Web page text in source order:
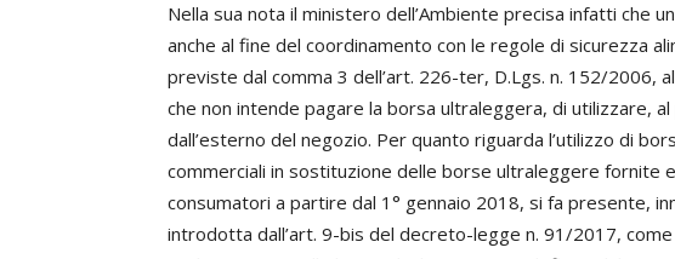
Nella sua nota il ministero dell’Ambiente precisa infatti che
anche al fine del coordinamento con le regole di sicurezza
previste dal comma 3 dell’art. 226-ter, D.Lgs. n. 152/2006,
che non intende pagare la borsa ultraleggera, di utilizzare,
dall’esterno del negozio. Per quanto riguarda l’utilizzo di
commerciali in sostituzione delle borse ultraleggere fornite
consumatori a partire dal 1° gennaio 2018, si fa presente,
introdotta dall’art. 9-bis del decreto-legge n. 91/2017,